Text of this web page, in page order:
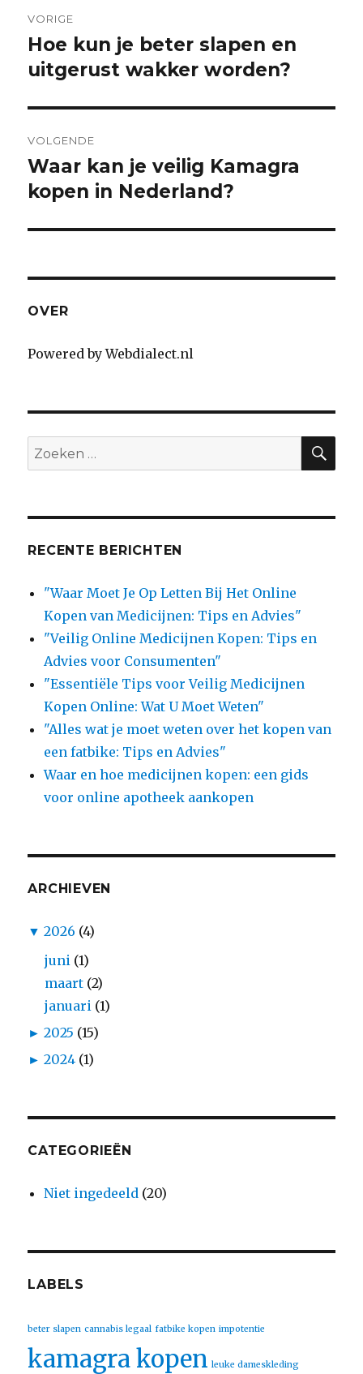
navigation
VORIGE
Previous
post:
Hoe kun je beter slapen en
uitgerust wakker worden?
VOLGENDE
Next
post:
Waar kan je veilig Kamagra
kopen in Nederland?
OVER
Powered by Webdialect.nl
Search
for:
RECENTE BERICHTEN
"Waar Moet Je Op Letten Bij Het Online
Kopen van Medicijnen: Tips en Advies"
"Veilig Online Medicijnen Kopen: Tips en
Advies voor Consumenten"
"Essentiële Tips voor Veilig Medicijnen
Kopen Online: Wat U Moet Weten"
"Alles wat je moet weten over het kopen van
een fatbike: Tips en Advies"
Waar en hoe medicijnen kopen: een gids
voor online apotheek aankopen
ARCHIEVEN
▼ 2026 (4)
juni (1)
maart (2)
januari (1)
► 2025 (15)
► 2024 (1)
CATEGORIEËN
Niet ingedeeld (20)
LABELS
beter slapen cannabis legaal fatbike kopen impotentie
kamagra kopen leuke dameskleding